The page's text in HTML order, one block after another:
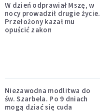
W dzień odprawiał Mszę, w
nocy prowadził drugie życie.
Przełożony kazał mu
opuścić zakon
Niezawodna modlitwa do
św. Szarbela. Po 9 dniach
mogą dziać się cuda